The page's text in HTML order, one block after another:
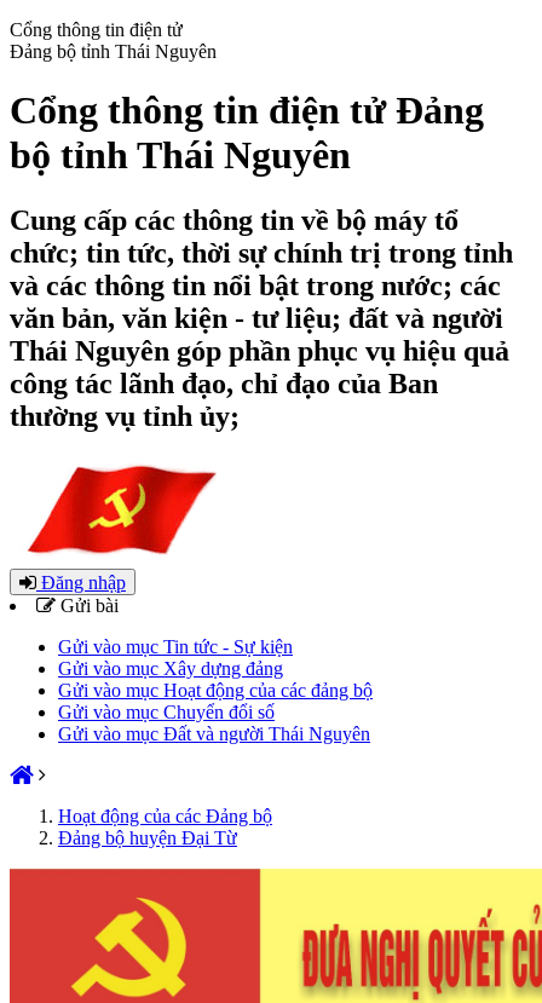
Cổng thông tin điện tử
Đảng bộ tỉnh Thái Nguyên
Cổng thông tin điện tử Đảng
bộ tỉnh Thái Nguyên
Cung cấp các thông tin về bộ máy tổ
chức; tin tức, thời sự chính trị trong tỉnh
và các thông tin nổi bật trong nước; các
văn bản, văn kiện - tư liệu; đất và người
Thái Nguyên góp phần phục vụ hiệu quả
công tác lãnh đạo, chỉ đạo của Ban
thường vụ tỉnh ủy;
Đăng nhập
Gửi bài
Gửi vào mục Tin tức - Sự kiện
Gửi vào mục Xây dựng đảng
Gửi vào mục Hoạt động của các đảng bộ
Gửi vào mục Chuyển đổi số
Gửi vào mục Đất và người Thái Nguyên
Hoạt động của các Đảng bộ
Đảng bộ huyện Đại Từ